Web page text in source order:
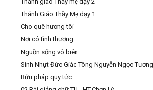
Thánh giáo Thầy mẹ dạy 2
Thánh Giáo Thầy Mẹ dạy 1
Cho quê hương tôi
Nơi có tình thương
Nguồn sống vô biên
Sinh Nhựt Đức Giáo Tông Nguyễn Ngọc Tương
Bửu pháp quy tức